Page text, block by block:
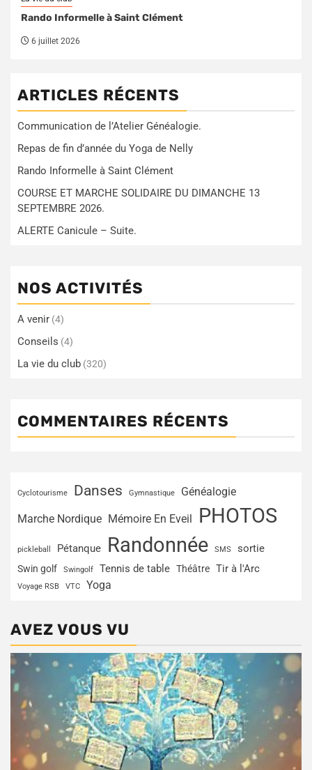
Rando Informelle à Saint Clément
6 juillet 2026
ARTICLES RÉCENTS
Communication de l’Atelier Généalogie.
Repas de fin d’année du Yoga de Nelly
Rando Informelle à Saint Clément
COURSE ET MARCHE SOLIDAIRE DU DIMANCHE 13
SEPTEMBRE 2026.
ALERTE Canicule – Suite.
NOS ACTIVITÉS
A venir (4)
Conseils (4)
La vie du club (320)
COMMENTAIRES RÉCENTS
Cyclotourisme Danses Gymnastique Généalogie
Marche Nordique Mémoire En Eveil PHOTOS
pickleball Pétanque Randonnée SMS sortie
Swin golf Swingolf Tennis de table Théâtre Tir à l'Arc
Voyage RSB VTC Yoga
AVEZ VOUS VU